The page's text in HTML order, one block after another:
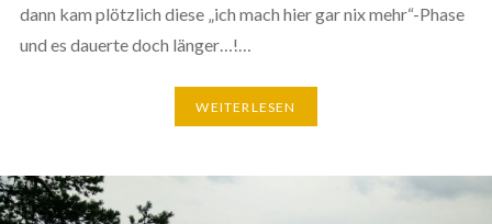
dann kam plötzlich diese „ich mach hier gar nix mehr“-Phase
und es dauerte doch länger…!…
WEITERLESEN